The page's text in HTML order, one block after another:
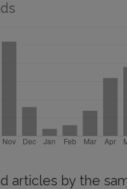
articles by the